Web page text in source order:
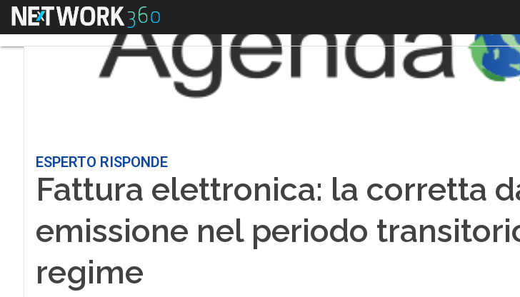
Menu
ESPERTO RISPONDE
Fattura elettronica: la corretta
emissione nel periodo
regime